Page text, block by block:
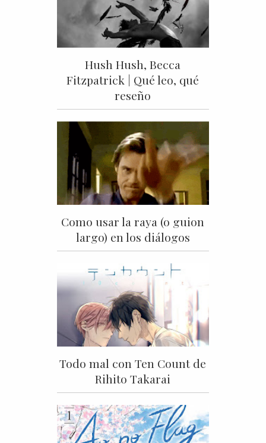
Hush Hush, Becca
Fitzpatrick | Qué leo, qué
reseño
Como usar la raya (o guion
largo) en los diálogos
Todo mal con Ten Count de
Rihito Takarai